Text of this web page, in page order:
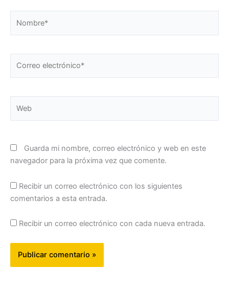
Guarda mi nombre, correo electrónico y web en este
navegador para la próxima vez que comente.
Recibir un correo electrónico con los siguientes
comentarios a esta entrada.
Recibir un correo electrónico con cada nueva entrada.